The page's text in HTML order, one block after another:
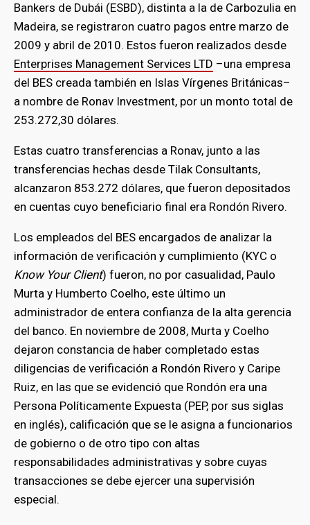
Bankers de Dubái (ESBD), distinta a la de Carbozulia en
Madeira, se registraron cuatro pagos entre marzo de
2009 y abril de 2010. Estos fueron realizados desde
Enterprises Management Services LTD –una empresa
del BES creada también en Islas Vírgenes Británicas–
a nombre de Ronav Investment, por un monto total de
253.272,30 dólares.
Estas cuatro transferencias a Ronav, junto a las
transferencias hechas desde Tilak Consultants,
alcanzaron 853.272 dólares, que fueron depositados
en cuentas cuyo beneficiario final era Rondón Rivero.
Los empleados del BES encargados de analizar la
información de verificación y cumplimiento (KYC o
Know Your Client) fueron, no por casualidad, Paulo
Murta y Humberto Coelho, este último un
administrador de entera confianza de la alta gerencia
del banco. En noviembre de 2008, Murta y Coelho
dejaron constancia de haber completado estas
diligencias de verificación a Rondón Rivero y Caripe
Ruiz, en las que se evidenció que Rondón era una
Persona Políticamente Expuesta (PEP, por sus siglas
en inglés), calificación que se le asigna a funcionarios
de gobierno o de otro tipo con altas
responsabilidades administrativas y sobre cuyas
transacciones se debe ejercer una supervisión
especial.